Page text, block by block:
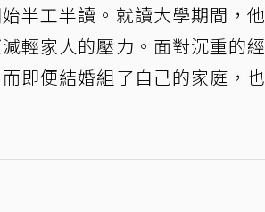
半工半讀。就讀大學期間，
輕家人的壓力。面對沉重的
即便結婚組了自己的家庭，